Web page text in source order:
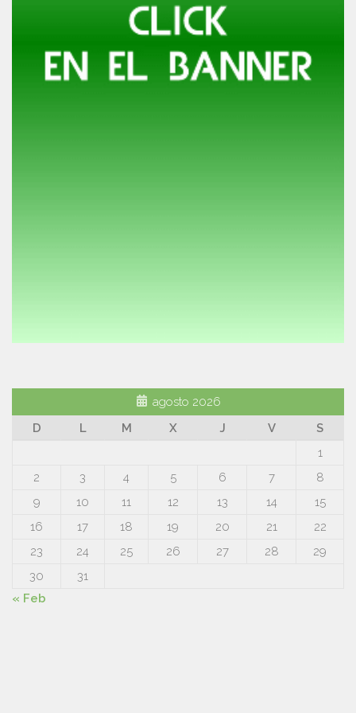
agosto 2026
D
L M X J V
S
1
2
3 4 5 6 7
8
9
10 11 12 13 14
15
16
17 18 19 20 21
22
23
24 25 26 27 28
29
30
31
« Feb